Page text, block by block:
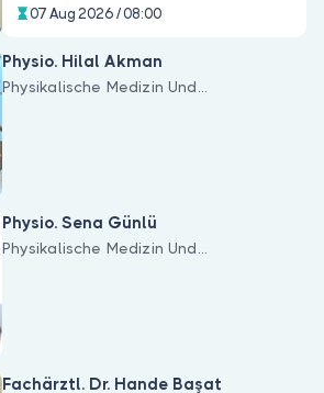
07 Aug 2026 / 08:00
Physio. Hilal Akman
Physikalische Medizin Und
Physio. Sena Günlü
Physikalische Medizin Und
Fachärztl. Dr. Hande Başat